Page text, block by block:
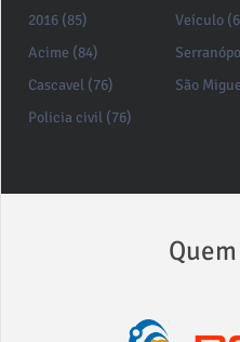
2016 (85)
Acime (84)
Cascavel (76)
Policia civil (76)
Veículo
São